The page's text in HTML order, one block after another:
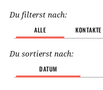
Du filterst nach:
ALLE KONTAKTE
Du sortierst nach:
DATUM